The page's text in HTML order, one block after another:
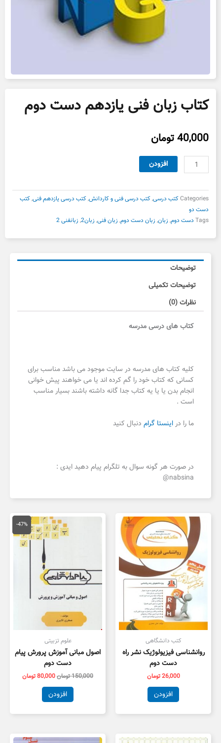
کتاب زبان فنی یازدهم دست دوم
40,000تومان
کتاب
زبان
یازدهم
دست
عدد
افزودن
Categoriesکتب درسی,کتب درسی فنی و کاردانش,کتب درسی یازدهم فنی,کتب
دست دو
Tags دست دوم, زبان, زبان دست دوم, زبان فنی, زبان2 , زبانفنی 2
توضیحات
توضیحات تکمیلی
نظرات (0)
کتاب های درسی مدرسه
کلیه کتاب های مدرسه در سایت موجود می باشد مناسب برای
کسانی که کتاب خود را گم کرده اند یا می خواهند پیش خوانی
انجام بدن یا یا یه کتاب جدا گانه داشته باشند بسیار مناسب
است .
ما را دراینستا گرام دنبال کنید
در صورت هر گونه سوال به تلگرام پیام دهید ایدی :
nabsina@
کتب دانشگاهی
روانشناسی فیزیولوژیک نشر راه
دست دوم
26,000تومان
افزودن
-47%
علوم تزبیتی
اصول مبانی آموزش پرورش پیام
دست دوم
150,000تومان
قیمت
اصلی
150,000 تومان
بود.
80,000تومان
قیمت
فعلی
است.
افزودن